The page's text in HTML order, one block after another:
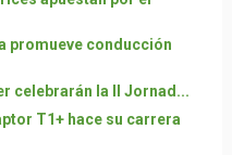
promueve conducción
celebrarán la II Jornad...
T1+ hace su carrera